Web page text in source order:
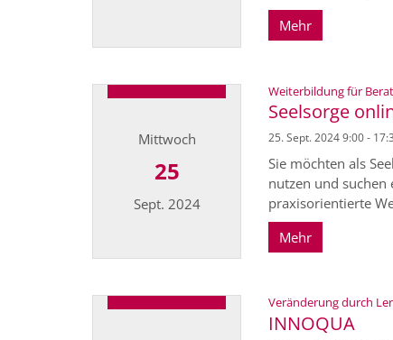
Mehr
Mittwoch
25
Sept. 2024
Weiterbildung für
Seelsorge
25. Sept. 2024 9:00 -
Sie möchten als
nutzen und suchen
praxisorientierte
Mehr
Veränderung durch
INNOQUA